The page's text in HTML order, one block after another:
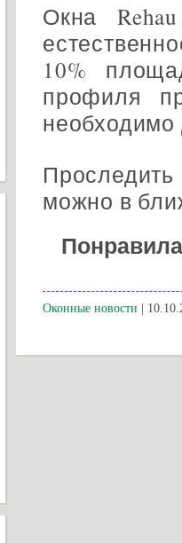
Окна
10%
профиля
необходимо
можно в
Оконные новости |